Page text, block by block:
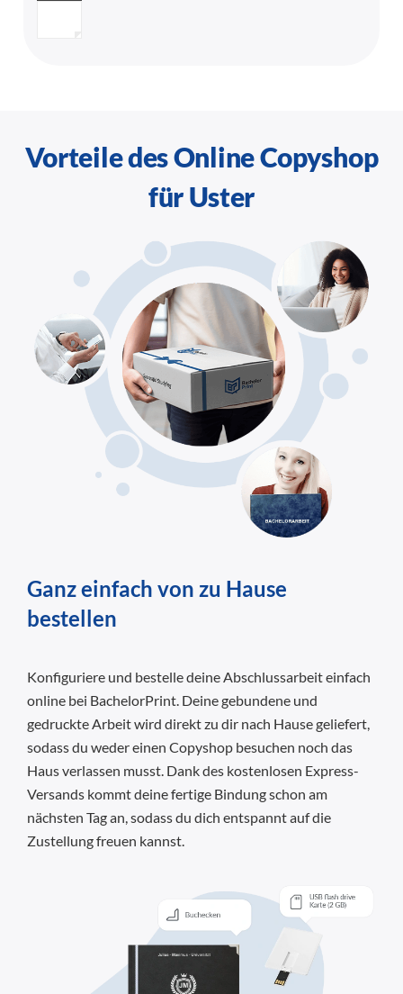
Vorteile des Online Copyshop
für Uster
Ganz einfach von zu Hause
bestellen
Konfiguriere und bestelle deine Abschlussarbeit einfach
online bei BachelorPrint. Deine gebundene und
gedruckte Arbeit wird direkt zu dir nach Hause geliefert,
sodass du weder einen Copyshop besuchen noch das
Haus verlassen musst. Dank des kostenlosen Express-
Versands kommt deine fertige Bindung schon am
nächsten Tag an, sodass du dich entspannt auf die
Zustellung freuen kannst.